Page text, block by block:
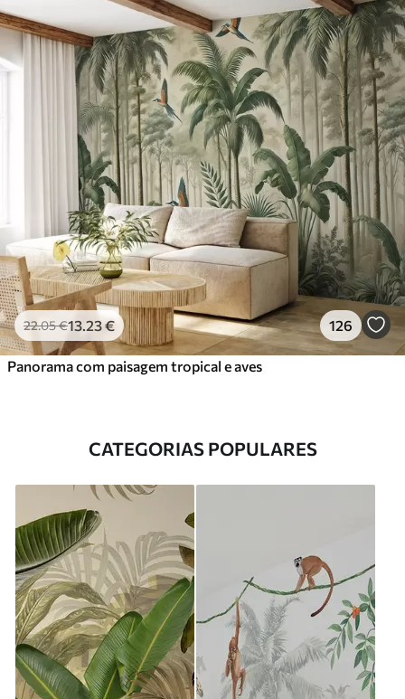
22.05€13 .23€ 126
Panorama com paisagem tropical e aves
CATEGORIAS POPULARES